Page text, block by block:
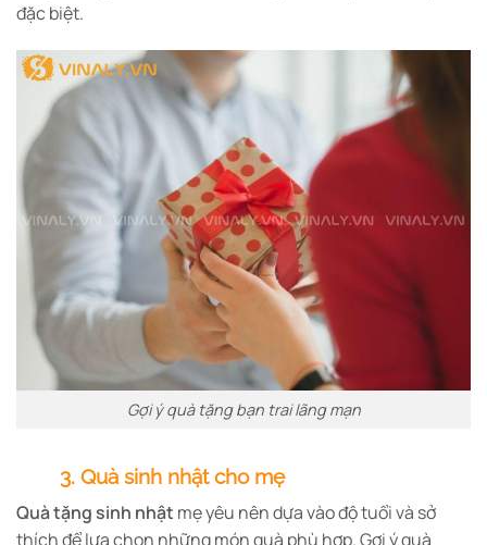
đặc biệt.
Gợi ý quà tặng bạn trai lãng mạn
3. Quà sinh nhật cho mẹ
Quà tặng sinh nhật mẹ yêu nên dựa vào độ tuổi và sở
thích để lựa chọn những món quà phù hợp. Gợi ý quà